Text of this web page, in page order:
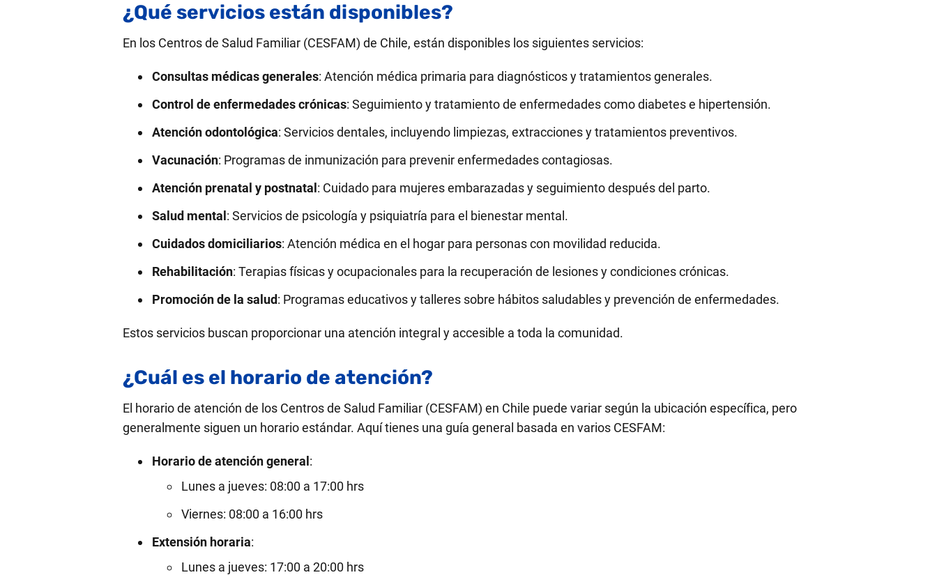
¿Qué servicios están disponibles?
En los Centros de Salud Familiar (CESFAM) de Chile, están disponibles los siguientes servicios:
Consultas médicas generales: Atención médica primaria para diagnósticos y tratamientos generales.
Control de enfermedades crónicas: Seguimiento y tratamiento de enfermedades como diabetes e hipertensión.
Atención odontológica: Servicios dentales, incluyendo limpiezas, extracciones y tratamientos preventivos.
Vacunación: Programas de inmunización para prevenir enfermedades contagiosas.
Atención prenatal y postnatal : Cuidado para mujeres embarazadas y seguimiento después del parto.
Salud mental : Servicios de psicología y psiquiatría para el bienestar mental.
Cuidados domiciliarios: Atención médica en el hogar para personas con movilidad reducida.
Rehabilitación: Terapias físicas y ocupacionales para la recuperación de lesiones y condiciones crónicas.
Promoción de la salud: Programas educativos y talleres sobre hábitos saludables y prevención de enfermedades​.
Estos servicios buscan proporcionar una atención integral y accesible a toda la comunidad.
¿Cuál es el horario de atención?
El horario de atención de los Centros de Salud Familiar (CESFAM) en Chile puede variar según la ubicación específica, pero
generalmente siguen un horario estándar. Aquí tienes una guía general basada en varios CESFAM:
Horario de atención general :
Lunes a jueves: 08:00 a 17:00 hrs
Viernes: 08:00 a 16:00 hrs
Extensión horaria:
Lunes a jueves: 17:00 a 20:00 hrs